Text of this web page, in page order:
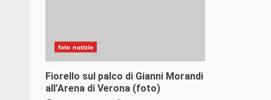
foto notizie
Fiorello sul palco di Gianni Morandi
all’Arena di Verona (foto)